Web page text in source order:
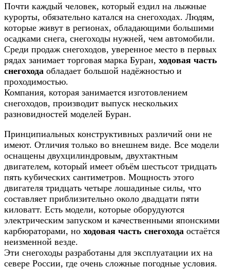
Почти каждый человек, который ездил на лыжные
курорты, обязательно катался на снегоходах. Людям,
которые живут в регионах, обладающими большими
осадками снега, снегоходы нужней, чем автомобили.
Среди продаж снегоходов, уверенное место в первых
рядах занимает торговая марка Буран, ходовая часть
снегохода обладает большой надёжностью и
проходимостью.
Компания, которая занимается изготовлением
снегоходов, производит выпуск нескольких
разновидностей моделей Буран.
Принципиальных конструктивных различий они не
имеют. Отличия только во внешнем виде. Все модели
оснащены двухцилиндровым, двухтактным
двигателем, который имеет объём шестьсот тридцать
пять кубических сантиметров. Мощность этого
двигателя тридцать четыре лошадиные силы, что
составляет приблизительно около двадцати пяти
киловатт. Есть модели, которые оборудуются
электрическим запуском и качественными японскими
карбюраторами, но ходовая часть снегохода остаётся
неизменной везде.
Эти снегоходы разработаны для эксплуатации их на
севере России, где очень сложные погодные условия.